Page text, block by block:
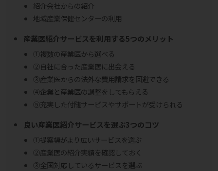
紹介会社からの紹介
地域産業保健センターの利用
産業医紹介サービスを利用する5つのメリット
①複数の産業医から選べる
②自社に合った産業医に出会える
③産業医からの法外な費用請求を回避できる
④企業と産業医の調整をしてもらえる
⑤充実した付随サービスやサポートが受けられる
良い産業医紹介サービスを選ぶ3つのコツ
①提案幅がより広いサービスを選ぶ
②産業医の紹介実績を確認しておく
③全国対応しているサービスを選ぶ